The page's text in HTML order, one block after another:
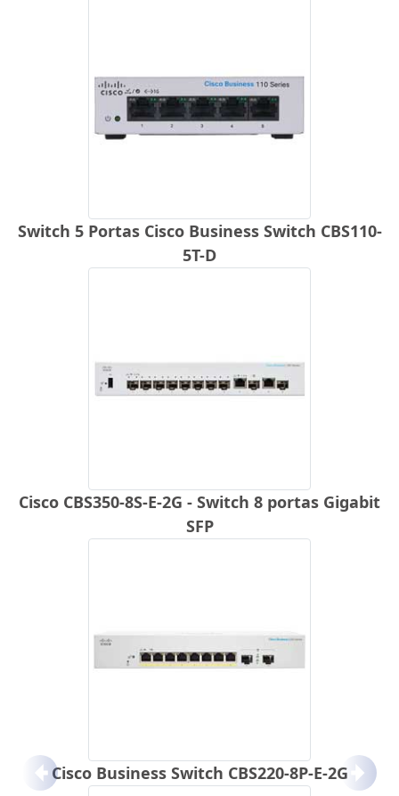
Switch 5 Portas Cisco Business Switch CBS110-
5T-D
Cisco CBS350-8S-E-2G - Switch 8 portas Gigabit
SFP
Cisco Business Switch CBS220-8P-E-2G
Anterior